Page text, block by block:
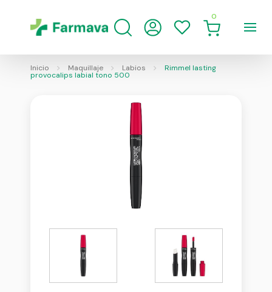
0
Inicio Maquillaje Labios Rimmel lasting
provocalips labial tono 500